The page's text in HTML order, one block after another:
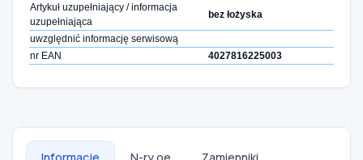
Artykuł uzupełniający / informacja
uzupełniająca
bez łożyska
uwzględnić informację serwisową
nr EAN
4027816225003